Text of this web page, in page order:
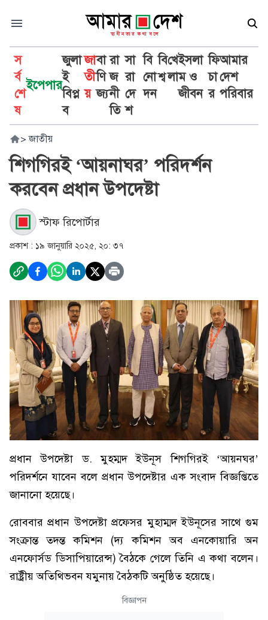
স
র্ব
শে
ষ
ইপেপার
জুলা
ই
বিপ্ল
ব
জা
তী
য়
বা
ণি
জ্য
রা
জ
নী
তি
সা
রা
দে
শ
বি
নো
দন
বি
শ্ব
খে
লা
ইসলা
ম ও
জীবন
ফি
চা
র
আমার
দেশ
পরিবার
> জাতীয়
শিগগিরই ‘আয়নাঘর’ পরিদর্শন
করবেন প্রধান উপদেষ্টা
স্টাফ রিপোর্টার
প্রকাশ : ১৯ জানুয়ারি ২০২৫, ২০: ৩৭
প্রধান উপদেষ্টা ড. মুহম্মদ ইউনূস শিগগিরই ‘আয়নঘর’
পরিদর্শনে যাবেন বলে প্রধান উপদেষ্টার এক সংবাদ বিজ্ঞপ্তিতে
জানানো হয়েছে।
রোববার প্রধান উপদেষ্টা প্রফেসর মুহাম্মদ ইউনূসের সাথে গুম
সংক্রান্ত তদন্ত কমিশন (দ্য কমিশন অব এনকোয়ারি অন
এনফোর্সড ডিসাপিয়ারেন্স) বৈঠকে গেলে তিনি এ কথা বলেন।
রাষ্ট্রীয় অতিথিভবন যমুনায় বৈঠকটি অনুষ্ঠিত হয়েছে।
বিজ্ঞাপন